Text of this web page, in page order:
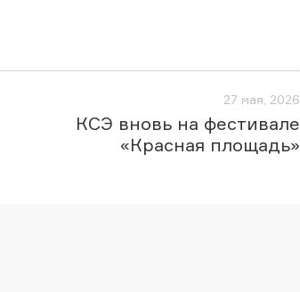
27 мая, 2026
КСЭ вновь на фестивале
«Красная площадь»